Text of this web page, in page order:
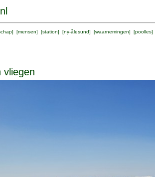
] [mensen] [station] [ny-ålesund] [waarnemingen] [poolles]
vliegen